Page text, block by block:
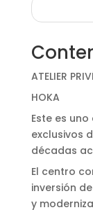
ATELIER
HOKA
Este es
exclusivos
décadas
El centro
inversión
y